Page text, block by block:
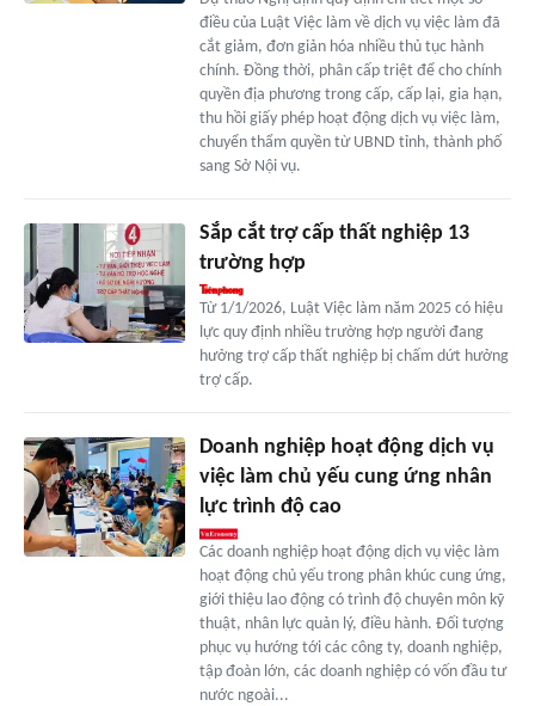
điều của Luật Việc làm về dịch vụ việc làm đã
cắt giảm, đơn giản hóa nhiều thủ tục hành
chính. Đồng thời, phân cấp triệt để cho chính
quyền địa phương trong cấp, cấp lại, gia hạn,
thu hồi giấy phép hoạt động dịch vụ việc làm,
chuyển thẩm quyền từ UBND tỉnh, thành phố
sang Sở Nội vụ.
Sắp cắt trợ cấp thất nghiệp 13
trường hợp
Từ 1/1/2026, Luật Việc làm năm 2025 có hiệu
lực quy định nhiều trường hợp người đang
hưởng trợ cấp thất nghiệp bị chấm dứt hưởng
trợ cấp.
Doanh nghiệp hoạt động dịch vụ
việc làm chủ yếu cung ứng nhân
lực trình độ cao
Các doanh nghiệp hoạt động dịch vụ việc làm
hoạt động chủ yếu trong phân khúc cung ứng,
giới thiệu lao động có trình độ chuyên môn kỹ
thuật, nhân lực quản lý, điều hành. Đối tượng
phục vụ hướng tới các công ty, doanh nghiệp,
tập đoàn lớn, các doanh nghiệp có vốn đầu tư
nước ngoài...